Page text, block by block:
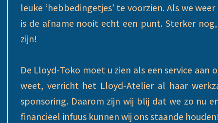
leuke ‘hebbedingetjes’ te voorzien. Als we
is de afname nooit echt een punt. Sterker
zijn!
De Lloyd-Toko moet u zien als een service
weet, verricht het Lloyd-Atelier al haar
sponsoring. Daarom zijn wij blij dat we zo nu
financieel infuus kunnen wij ons staande